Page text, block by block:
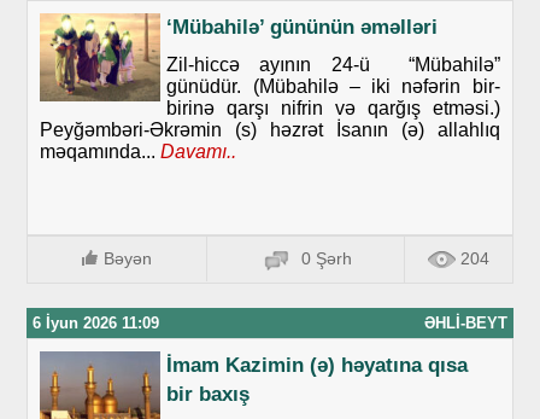
‘Mübahilə’ gününün əməlləri
Zil-hiccə ayının 24-ü “Mübahilə”
günüdür. (Mübahilə – iki nəfərin bir-
birinə qarşı nifrin və qarğış etməsi.)
Peyğəmbəri-Əkrəmin (s) həzrət İsanın (ə) allahlıq
məqamında... Davamı..
Bəyən 0 Şərh 204
6 İyun 2026 11:09 ƏHLI-BEYT
İmam Kazimin (ə) həyatına qısa
bir baxış